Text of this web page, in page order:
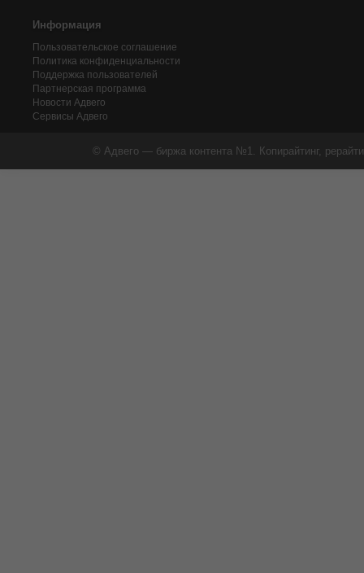
Информация
Пользовательское соглашение
Политика конфиденциальности
Поддержка пользователей
Партнерская программа
Новости Адвего
Сервисы Адвего
© Адвего — биржа контента №1. Копирайтинг,